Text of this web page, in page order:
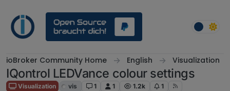
ioBroker Community Home English Visualization
IQontrol LEDVance colour settings
Visualization vis 1 1 1.2k 1